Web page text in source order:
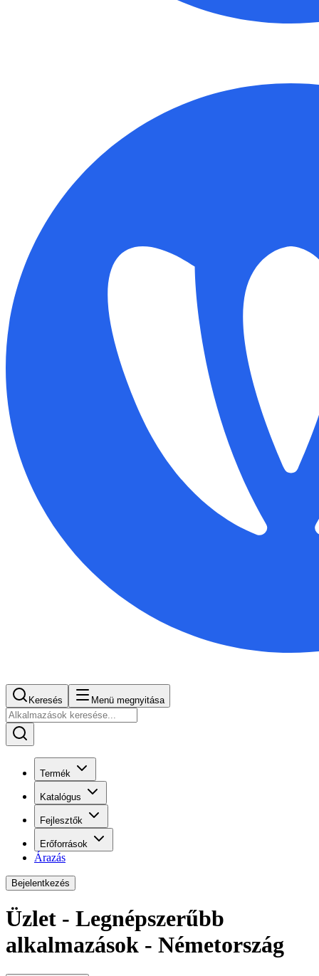
Keresés Menü megnyitása
Termék
Katalógus
Fejlesztők
Erőforrások
Árazás
Bejelentkezés
Üzlet - Legnépszerűbb
alkalmazások - Németország